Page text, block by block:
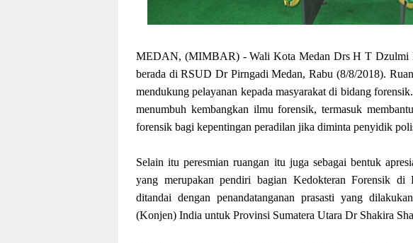
MEDAN, (MIMBAR) - Wali Kota Medan Drs H T Dzulmi
berada di RSUD Dr Pirngadi Medan, Rabu (8/8/2018).
mendukung pelayanan kepada masyarakat di bidang
menumbuh kembangkan ilmu forensik, termasuk
forensik bagi kepentingan peradilan jika diminta penyidik
Selain itu peresmian ruangan itu juga sebagai bentuk
yang merupakan pendiri bagian Kedokteran Forensik
ditandai dengan penandatanganan prasasti yang
(Konjen) India untuk Provinsi Sumatera Utara Dr Shakira